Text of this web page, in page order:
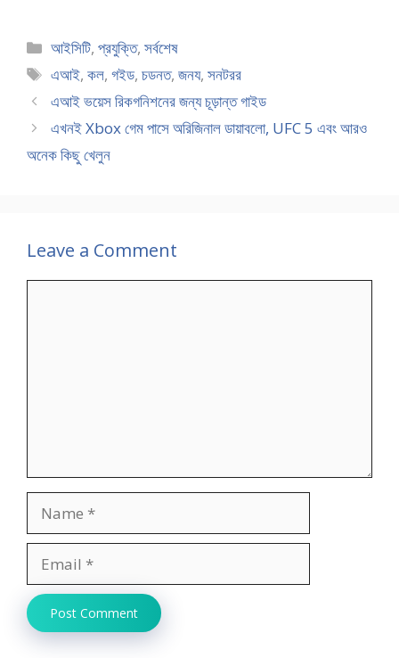
Categories
আইসিটি,প্রযুক্তি,সর্বশেষ
Tags
এআই,কল,গইড,চডনত,জনয,সনটরর
এআই ভয়েস রিকগনিশনের জন্য চূড়ান্ত গাইড
এখনই Xbox গেম পাসে অরিজিনাল ডায়াবলো, UFC 5 এবং আরও
অনেক কিছু খেলুন
Leave a Comment
Website